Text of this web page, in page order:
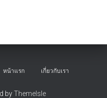
หน้าแรก เกี่ยวกับเรา
byThemeIsle